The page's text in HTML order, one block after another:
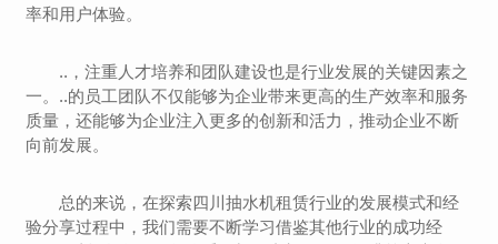
率和用户体验。
..，注重人才培养和团队建设也是行业发展的关键因素之
一。..的员工团队不仅能够为企业带来更高的生产效率和服务
质量，还能够为企业注入更多的创新和活力，推动企业不断
向前发展。
总的来说，在探索四川抽水机租赁行业的发展模式和经
验分享过程中，我们需要不断学习借鉴其他行业的成功经